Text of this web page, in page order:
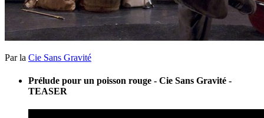
Par la Cie Sans Gravité
Prélude pour un poisson rouge - Cie Sans Gravité -
TEASER